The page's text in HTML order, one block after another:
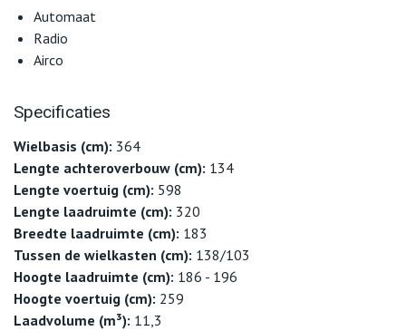
Automaat
Radio
Airco
Specificaties
Wielbasis (cm): 364
Lengte achteroverbouw (cm): 134
Lengte voertuig (cm): 598
Lengte laadruimte (cm): 320
Breedte laadruimte (cm): 183
Tussen de wielkasten (cm): 138/103
Hoogte laadruimte (cm): 186 - 196
Hoogte voertuig (cm): 259
Laadvolume (m³): 11,3